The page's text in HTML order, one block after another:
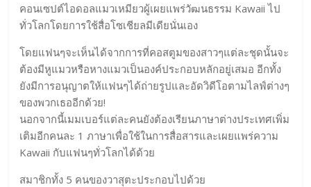
คอนเซปต์ไอดอลแมวเหมียวผู้เผยแพร่วัฒนธรรม Kawaii ไป
ทั่วโลกโดยการใช้สื่อโซเชียลมีเดียนั่นเอง
โดยแฟนๆจะเห็นได้จากการที่คอสตูมของสาวๆแต่ละชุดนั้นจะ
ต้องมีหูแมวหรือหางแมวเป็นองค์ประกอบหลักอยู่เสมอ อีกทั้ง
ยังมีการอนุญาตให้แฟนๆได้ถ่ายรูปและอัดวิดีโอตามไลฟ์ต่างๆ
ของพวกเธออีกด้วย!
นอกจากนี้เมมเบอร์แต่ละคนยังต้องเรียนภาษาต่างประเทศเพิ่ม
เติมอีกคนละ 1 ภาษาเพื่อใช้ในการสื่อสารและเผยแพร่ความ
Kawaii กับแฟนๆทั่วโลกได้ด้วย
สมาชิกทั้ง 5 คนของวาสุตะประกอบไปด้วย